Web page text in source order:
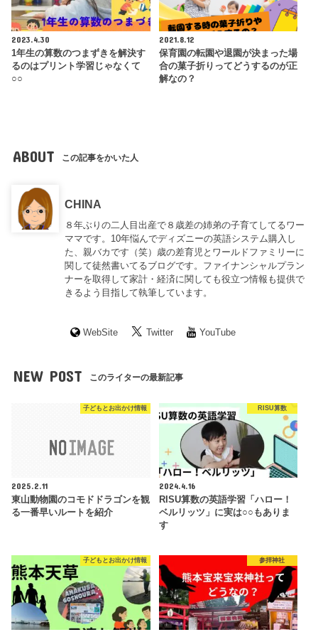
2023.4.30
1年生の算数のつまずきを解決す
るのはプリント学習じゃなくて
○○
2021.8.12
保育園の転園や退園が決まった場
合の菓子折りってどうするのが正
解なの？
ABOUT この記事をかいた人
CHINA
８年ぶりの二人目出産で８歳差の姉弟の子育てしてるワー
ママです。10年悩んでディズニーの英語システム購入し
た、親バカです（笑）歳の差育児とワールドファミリーに
関して徒然書いてるブログです。ファイナンシャルプラン
ナーを取得して家計・経済に関しても役立つ情報も提供で
きるよう目指して執筆しています。
WebSite Twitter YouTube
NEW POST このライターの最新記事
子どもとお出かけ情報
2025.2.11
東山動物園のコモドドラゴンを観
る一番早いルートを紹介
RISU算数
2024.4.16
RISU算数の英語学習「ハロー！
ベルリッツ」に実は○○もありま
す
子どもとお出かけ情報 参拝神社